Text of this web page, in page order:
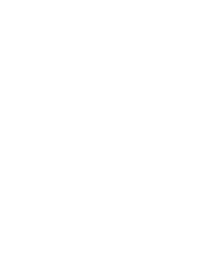
ード決済、対応しております♪